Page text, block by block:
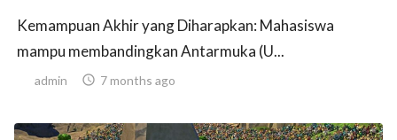
Kemampuan Akhir yang Diharapkan: Mahasiswa
mampu membandingkan Antarmuka (U...
admin  7 months ago